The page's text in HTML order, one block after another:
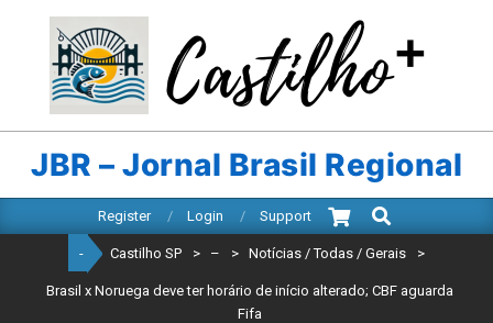
content
CASTILHO
SP
JBR – Jornal Brasil Regional
Navigation
Register Login Support
Search
- Castilho SP > – > Notícias / Todas / Gerais >
Brasil x Noruega deve ter horário de início alterado; CBF aguarda
Fifa